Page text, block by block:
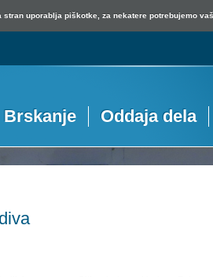
stran uporablja piškotke, za nekatere potrebujemo
Brskanje Oddaja dela